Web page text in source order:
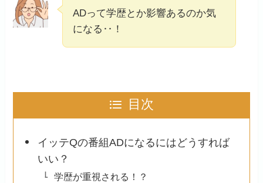
ADって学歴とか影響あるのか気
になる‥！
目次
イッテQの番組ADになるにはどうすれば
いい？
学歴が重視される！？